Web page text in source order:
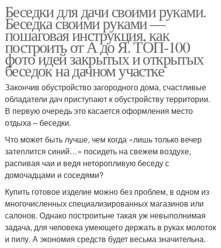
Беседки для дачи своими руками.
Беседка своими руками —
пошаговая инструкция, как
построить от А до Я. ТОП-100
фото идей закрытых и открытых
беседок на дачном участке
Закончив обустройство загородного дома, счастливые
обладатели дач приступают к обустройству территории.
В первую очередь это касается оформления место
отдыха – беседки.
Что может быть лучше, чем когда «лишь только вечер
затеплится синий…» посидеть на свежем воздухе,
распивая чаи и ведя неторопливую беседу с
домочадцами и соседями?
Купить готовое изделие можно без проблем, в одном из
многочисленных специализированных магазинов или
салонов. Однако построитьне такая уж невыполнимая
задача, для человека умеющего держать в руках молоток
и пилу. А экономия средств будет весьма значительна.